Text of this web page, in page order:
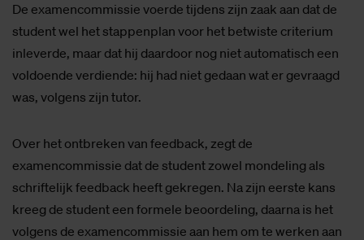
De examencommissie voerde tijdens zijn zaak aan dat de
student wel het stappenplan voor het betwiste criterium
inleverde, maar dat hij daardoor nog niet automatisch een
voldoende verdiende: hij had niet gedaan wat er gevraagd
was, volgens zijn tutor.
Over het ontbreken van feedback, zegt de
examencommissie dat de student zowel mondeling als
schriftelijk feedback heeft gekregen. Na zijn eerste kans
kreeg de student een formele beoordeling, daarna is het
volgens de examencommissie aan hem om te werken aan